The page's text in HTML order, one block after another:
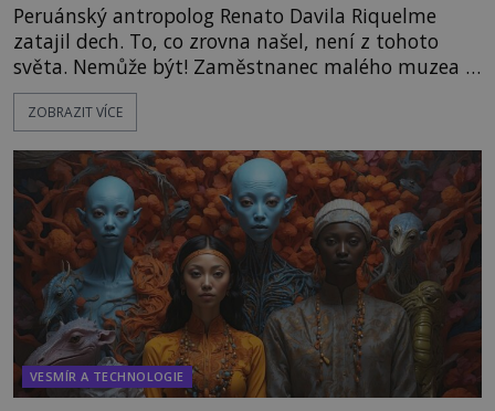
Peruánský antropolog Renato Davila Riquelme
zatajil dech. To, co zrovna našel, není z tohoto
světa. Nemůže být! Zaměstnanec malého muzea v
peruánském městečku Andahuaylillas nedaleko
legendárního Cuzca pomalu sestupuje z posvátné
Právě nalezl ostatky dvou mimozemšťanů! Vědci
nad nálezem kroutí hlavou. Už na
ZOBRAZIT VÍCE
VESMÍR A TECHNOLOGIE